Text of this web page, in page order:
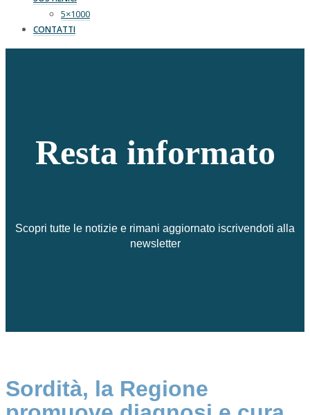
5×1000
CONTATTI
Resta informato
Scopri tutte le notizie e rimani aggiornato iscrivendoti alla
newsletter
Sordità, la Regione